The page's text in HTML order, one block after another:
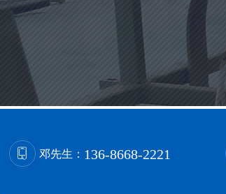
公司新闻
行业动态 邓先生： 136-8668-2221